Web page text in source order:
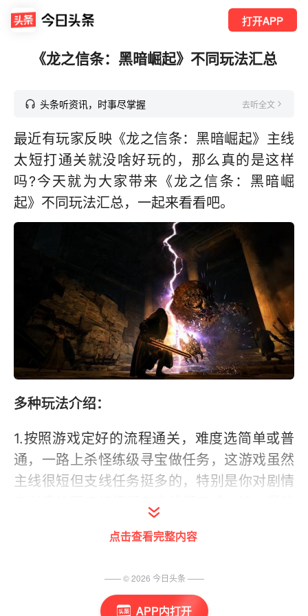
打开APP
APP内打开
《龙之信条：黑暗崛起》不同玩法汇总
头条听资讯，时事尽掌握 去听全文
最近有玩家反映《龙之信条：黑暗崛起》主线
太短打通关就没啥好玩的，那么真的是这样
吗?今天就为大家带来《龙之信条：黑暗崛
起》不同玩法汇总，一起来看看吧。
多种玩法介绍：
1.按照游戏定好的流程通关，难度选简单或普
通，一路上杀怪练级寻宝做任务，这游戏虽然
主线很短但支线任务挺多的，特别是你对剧情
有兴趣的更应该把所有支线都完成一遍，最终
你必须以最快的速度通过一周目，不过极速通
关是可以继承存档的，也就是说你已经满级神
点击查看完整内容
—— ©2026 今日头条 ——